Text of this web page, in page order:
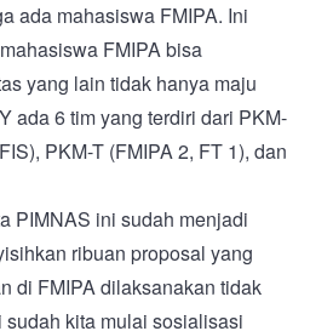
ada mahasiswa FMIPA. Ini
FMIPA bisa
yang lain tidak hanya maju
ada 6 tim yang terdiri dari PKM-
PKM-T (FMIPA 2, FT 1), dan
PIMNAS ini sudah menjadi
ribuan proposal yang
di FMIPA dilaksanakan tidak
kita mulai sosialisasi